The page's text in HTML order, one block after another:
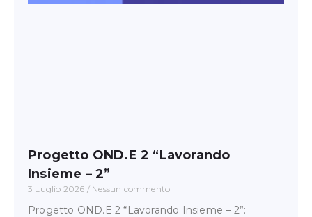
Progetto OND.E 2 “Lavorando
Insieme – 2”
3 Luglio 2026 Nessun commento
Progetto OND.E 2 “Lavorando Insieme – 2”: